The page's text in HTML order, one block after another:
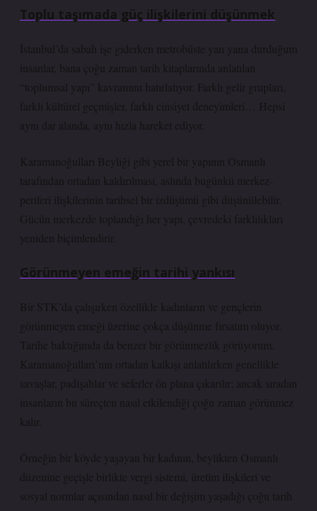
Toplu taşımada güç ilişkilerini düşünmek
İstanbul’da sabah işe giderken metrobüste yan yana durduğum
insanlar, bana çoğu zaman tarih kitaplarında anlatılan
“toplumsal yapı” kavramını hatırlatıyor. Farklı gelir grupları,
farklı kültürel geçmişler, farklı cinsiyet deneyimleri… Hepsi
aynı dar alanda, aynı hızla hareket ediyor.
Karamanoğulları Beyliği gibi yerel bir yapının Osmanlı
tarafından ortadan kaldırılması, aslında bugünkü merkez-
periferi ilişkilerinin tarihsel bir izdüşümü gibi düşünülebilir.
Gücün merkezde toplandığı her yapı, çevredeki farklılıkları
yeniden biçimlendirir.
Görünmeyen emeğin tarihi yankısı
Bir STK’da çalışırken özellikle kadınların ve gençlerin
görünmeyen emeği üzerine çokça düşünme fırsatım oluyor.
Tarihe baktığımda da benzer bir görünmezlik görüyorum.
Karamanoğulları’nın ortadan kalkışı anlatılırken genellikle
savaşlar, padişahlar ve seferler ön plana çıkarılır; ancak sıradan
insanların bu süreçten nasıl etkilendiği çoğu zaman görünmez
kalır.
Örneğin bir köyde yaşayan bir kadının, beylikten Osmanlı
düzenine geçişle birlikte vergi sistemi, üretim ilişkileri ve
sosyal normlar açısından nasıl bir değişim yaşadığı çoğu tarih